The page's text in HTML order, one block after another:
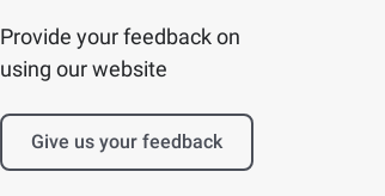
Provide your feedback on
using our website
Give us your feedback